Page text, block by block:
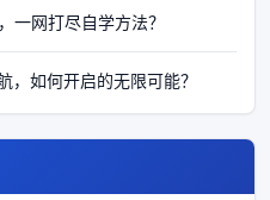
一网打尽自学方法？
，如何开启的无限可能？